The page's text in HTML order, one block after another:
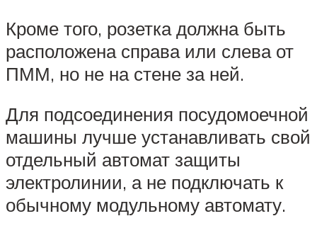
Кроме того, розетка должна быть
расположена справа или слева от
ПММ, но не на стене за ней.
Для подсоединения посудомоечной
машины лучше устанавливать свой
отдельный автомат защиты
электролинии, а не подключать к
обычному модульному автомату.